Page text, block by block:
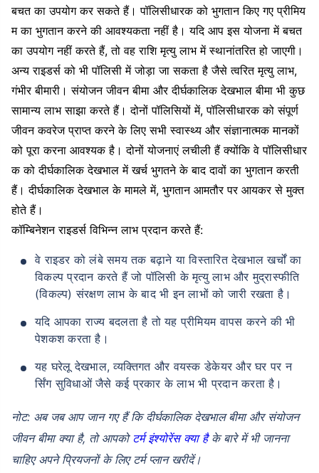
बचत का उपयोग कर सकते हैं। पॉलिसीधारक को भुगतान किए गए प्रीमिय
म का भुगतान करने की आवश्यकता नहीं है। यदि आप इस योजना में बचत
का उपयोग नहीं करते हैं, तो वह राशि मृत्यु लाभ में स्थानांतरित हो जाएगी।
अन्य राइडर्स को भी पॉलिसी में जोड़ा जा सकता है जैसे त्वरित मृत्यु लाभ,
गंभीर बीमारी। संयोजन जीवन बीमा और दीर्घकालिक देखभाल बीमा भी कुछ
सामान्य लाभ साझा करते हैं। दोनों पॉलिसियों में, पॉलिसीधारक को संपूर्ण
जीवन कवरेज प्राप्त करने के लिए सभी स्वास्थ्य और संज्ञानात्मक मानकों
को पूरा करना आवश्यक है। दोनों योजनाएं लचीली हैं क्योंकि वे पॉलिसीधार
क को दीर्घकालिक देखभाल में खर्च भुगतने के बाद दावों का भुगतान करती
हैं। दीर्घकालिक देखभाल के मामले में, भुगतान आमतौर पर आयकर से मुक्त
होते हैं।
कॉम्बिनेशन राइडर्स विभिन्न लाभ प्रदान करते हैं:
वे राइडर को लंबे समय तक बढ़ाने या विस्तारित देखभाल खर्चों का
विकल्प प्रदान करते हैं जो पॉलिसी के मृत्यु लाभ और मुद्रास्फीति
(विकल्प) संरक्षण लाभ के बाद भी इन लाभों को जारी रखता है।
यदि आपका राज्य बदलता है तो यह प्रीमियम वापस करने की भी
पेशकश करता है।
यह घरेलू देखभाल, व्यक्तिगत और वयस्क डेकेयर और घर पर न
र्सिंग सुविधाओं जैसे कई प्रकार के लाभ भी प्रदान करता है।
नोट: अब जब आप जान गए हैं कि दीर्घकालिक देखभाल बीमा और संयोजन
जीवन बीमा क्या है, तो आपको टर्म इंश्योरेंस क्या हैके बारे में भी जानना
चाहिए अपने प्रियजनों के लिए टर्म प्लान खरीदें।